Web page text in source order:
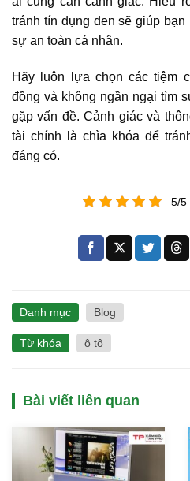
tránh tín dụng đen sẽ giúp
sự an toàn cá nhân.
Hãy luôn lựa chọn các tiệm
đồng và không ngần ngại tìm
gặp vấn đề. Cảnh giác và
tài chính là chìa khóa để
đáng có.
5/5
Danh mục Blog
Từ khóa ô tô
Bài viết liên quan